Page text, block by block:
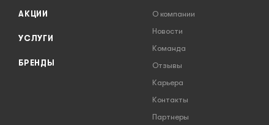
АКЦИИ
УСЛУГИ
БРЕНДЫ
О компании
Новости
Команда
Отзывы
Карьера
Контакты
Партнеры